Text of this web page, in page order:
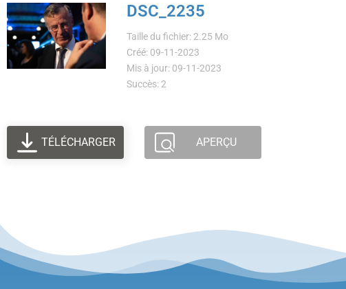
DSC_2235
Taille du fichier: 2.25 Mo
Créé: 09-11-2023
Mis à jour: 09-11-2023
Succès: 2
TÉLÉCHARGER APERÇU